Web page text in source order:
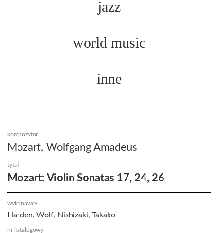
jazz
world music
inne
kompozytor
Mozart, Wolfgang Amadeus
tytuł
Mozart: Violin Sonatas 17, 24, 26
wykonawcy
Harden, Wolf, Nishizaki, Takako
nr katalogowy